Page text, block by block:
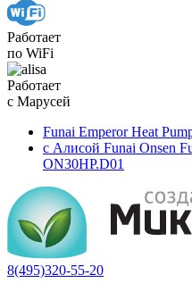
Работает
по WiFi
Работает
с Марусей
Funai Emperor Heat
c Алисой Funai Onsen
ON30HP.D01
8(495)320-55-20